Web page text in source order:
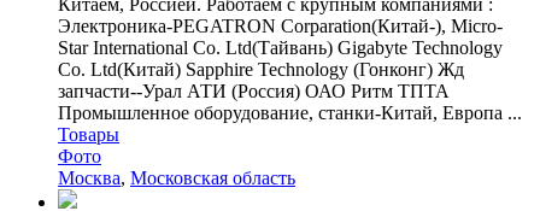
Электроника-PEGATRON Corparation(Китай-), Micro-
Star International Co. Ltd(Тайвань) Gigabyte Technology
Co. Ltd(Китай) Sapphire Technology (Гонконг) Жд
запчасти--Урал АТИ (Россия) ОАО Ритм ТПТА
Промышленное оборудование, станки-Китай, Европа ...
Товары
Фото
Москва, Московская область